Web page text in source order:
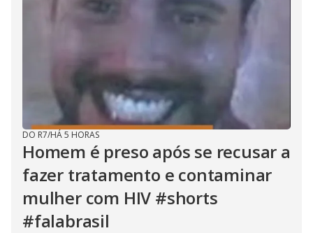
DO R7/HÁ 5 HORAS
Homem é preso após se recusar a
fazer tratamento e contaminar
mulher com HIV #shorts
#falabrasil